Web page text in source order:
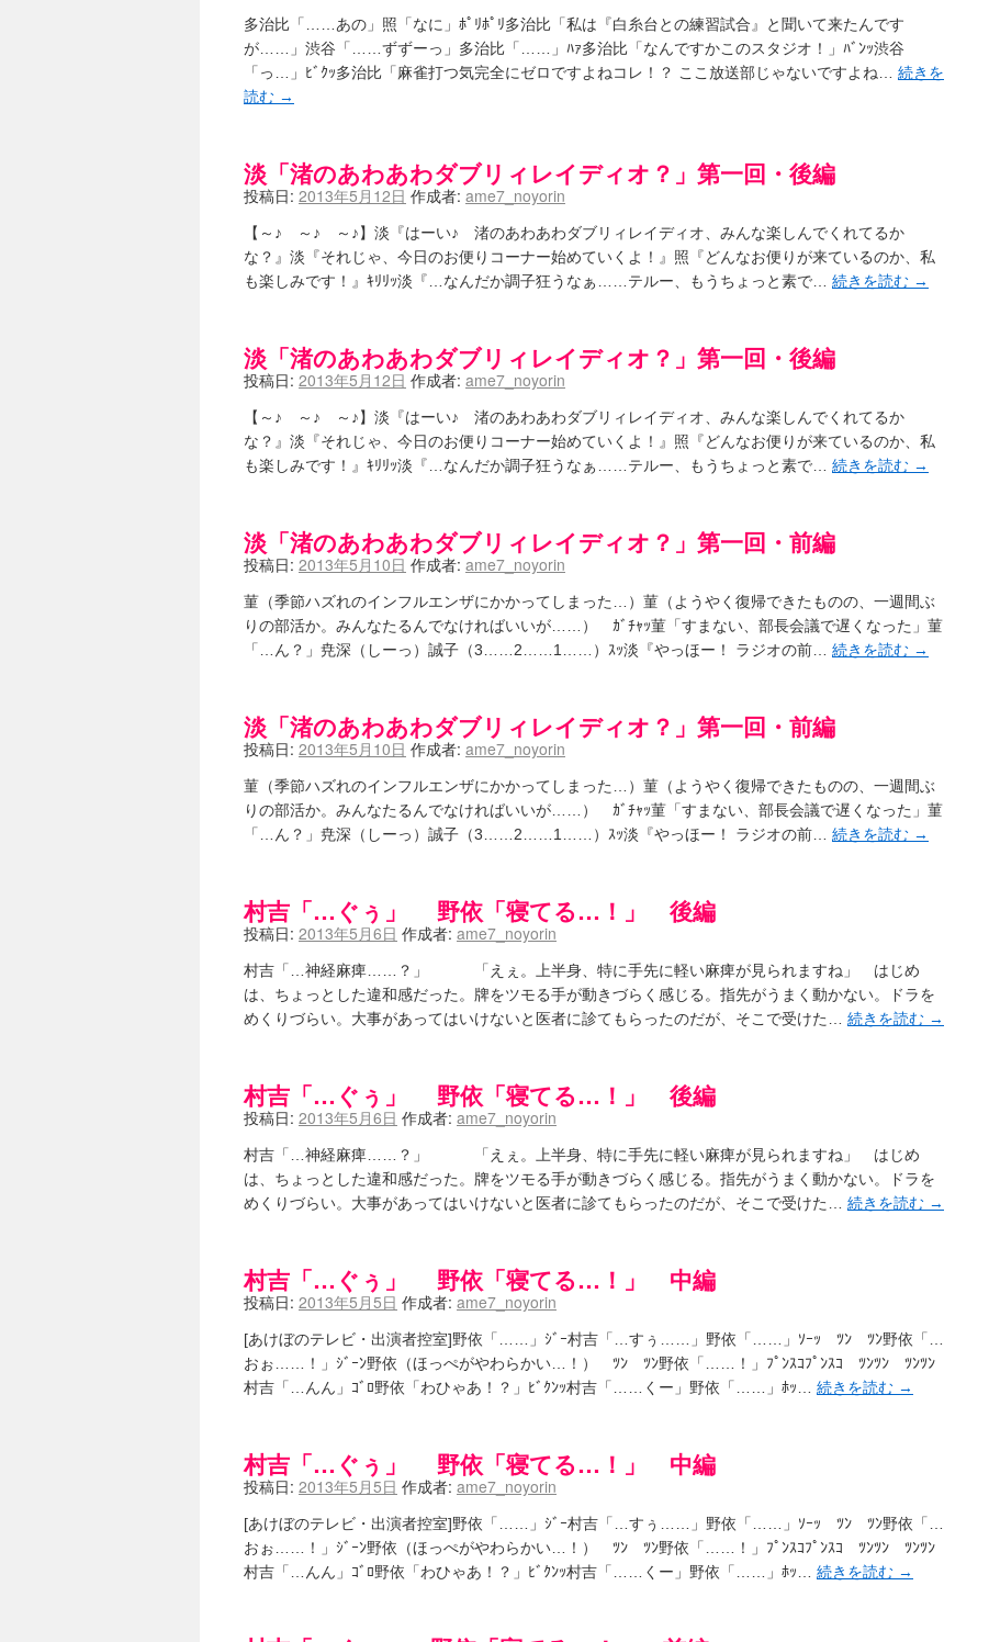
多治比「……あの」照「なに」ﾎﾟﾘﾎﾟﾘ多治比「私は『白糸台との練習試合』と聞いて来たんです
が……」渋谷「……ずずーっ」多治比「……」ﾊｧ多治比「なんですかこのスタジオ！」ﾊﾞﾝｯ渋谷
「っ…」ﾋﾞｸｯ多治比「麻雀打つ気完全にゼロですよねコレ！？ ここ放送部じゃないですよね… 続きを
読む →
淡「渚のあわあわダブリィレイディオ？」第一回・後編
投稿日: 2013年5月12日 作成者: ame7_noyorin
【～♪ ～♪ ～♪】淡『はーい♪ 渚のあわあわダブリィレイディオ、みんな楽しんでくれてるか
な？』淡『それじゃ、今日のお便りコーナー始めていくよ！』照『どんなお便りが来ているのか、私
も楽しみです！』ｷﾘﾘｯ淡『…なんだか調子狂うなぁ……テルー、もうちょっと素で… 続きを読む →
淡「渚のあわあわダブリィレイディオ？」第一回・後編
投稿日: 2013年5月12日 作成者: ame7_noyorin
【～♪ ～♪ ～♪】淡『はーい♪ 渚のあわあわダブリィレイディオ、みんな楽しんでくれてるか
な？』淡『それじゃ、今日のお便りコーナー始めていくよ！』照『どんなお便りが来ているのか、私
も楽しみです！』ｷﾘﾘｯ淡『…なんだか調子狂うなぁ……テルー、もうちょっと素で… 続きを読む →
淡「渚のあわあわダブリィレイディオ？」第一回・前編
投稿日: 2013年5月10日 作成者: ame7_noyorin
菫（季節ハズれのインフルエンザにかかってしまった…）菫（ようやく復帰できたものの、一週間ぶ
りの部活か。みんなたるんでなければいいが……） ｶﾞﾁｬｯ菫「すまない、部長会議で遅くなった」菫
「…ん？」尭深（しーっ）誠子（3……2……1……）ｽｯ淡『やっほー！ ラジオの前… 続きを読む →
淡「渚のあわあわダブリィレイディオ？」第一回・前編
投稿日: 2013年5月10日 作成者: ame7_noyorin
菫（季節ハズれのインフルエンザにかかってしまった…）菫（ようやく復帰できたものの、一週間ぶ
りの部活か。みんなたるんでなければいいが……） ｶﾞﾁｬｯ菫「すまない、部長会議で遅くなった」菫
「…ん？」尭深（しーっ）誠子（3……2……1……）ｽｯ淡『やっほー！ ラジオの前… 続きを読む →
村吉「…ぐぅ」 野依「寝てる…！」 後編
投稿日: 2013年5月6日 作成者: ame7_noyorin
村吉「…神経麻痺……？」 「えぇ。上半身、特に手先に軽い麻痺が見られますね」 はじめ
は、ちょっとした違和感だった。牌をツモる手が動きづらく感じる。指先がうまく動かない。ドラを
めくりづらい。大事があってはいけないと医者に診てもらったのだが、そこで受けた… 続きを読む →
村吉「…ぐぅ」 野依「寝てる…！」 後編
投稿日: 2013年5月6日 作成者: ame7_noyorin
村吉「…神経麻痺……？」 「えぇ。上半身、特に手先に軽い麻痺が見られますね」 はじめ
は、ちょっとした違和感だった。牌をツモる手が動きづらく感じる。指先がうまく動かない。ドラを
めくりづらい。大事があってはいけないと医者に診てもらったのだが、そこで受けた… 続きを読む →
村吉「…ぐぅ」 野依「寝てる…！」 中編
投稿日: 2013年5月5日 作成者: ame7_noyorin
[あけぼのテレビ・出演者控室]野依「……」ｼﾞｰ村吉「…すぅ……」野依「……」ｿｰｯ ﾂﾝ ﾂﾝ野依「…
おぉ……！」ｼﾞｰﾝ野依（ほっぺがやわらかい…！） ﾂﾝ ﾂﾝ野依「……！」ﾌﾟﾝｽｺﾌﾟﾝｽｺ ﾂﾝﾂﾝ ﾂﾝﾂﾝ
村吉「…んん」ｺﾞﾛ野依「わひゃあ！？」ﾋﾞｸﾝｯ村吉「……くー」野依「……」ﾎｯ… 続きを読む →
村吉「…ぐぅ」 野依「寝てる…！」 中編
投稿日: 2013年5月5日 作成者: ame7_noyorin
[あけぼのテレビ・出演者控室]野依「……」ｼﾞｰ村吉「…すぅ……」野依「……」ｿｰｯ ﾂﾝ ﾂﾝ野依「…
おぉ……！」ｼﾞｰﾝ野依（ほっぺがやわらかい…！） ﾂﾝ ﾂﾝ野依「……！」ﾌﾟﾝｽｺﾌﾟﾝｽｺ ﾂﾝﾂﾝ ﾂﾝﾂﾝ
村吉「…んん」ｺﾞﾛ野依「わひゃあ！？」ﾋﾞｸﾝｯ村吉「……くー」野依「……」ﾎｯ… 続きを読む →